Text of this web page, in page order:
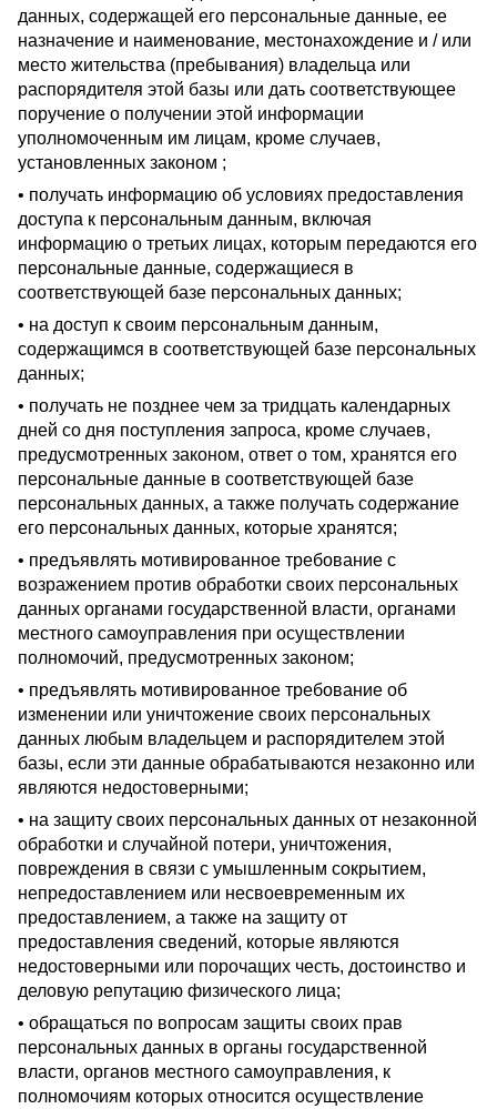
данных, содержащей его персональные данные, ее
назначение и наименование, местонахождение и / или
место жительства (пребывания) владельца или
распорядителя этой базы или дать соответствующее
поручение о получении этой информации
уполномоченным им лицам, кроме случаев,
установленных законом ;
• получать информацию об условиях предоставления
доступа к персональным данным, включая
информацию о третьих лицах, которым передаются его
персональные данные, содержащиеся в
соответствующей базе персональных данных;
• на доступ к своим персональным данным,
содержащимся в соответствующей базе персональных
данных;
• получать не позднее чем за тридцать календарных
дней со дня поступления запроса, кроме случаев,
предусмотренных законом, ответ о том, хранятся его
персональные данные в соответствующей базе
персональных данных, а также получать содержание
его персональных данных, которые хранятся;
• предъявлять мотивированное требование с
возражением против обработки своих персональных
данных органами государственной власти, органами
местного самоуправления при осуществлении
полномочий, предусмотренных законом;
• предъявлять мотивированное требование об
изменении или уничтожение своих персональных
данных любым владельцем и распорядителем этой
базы, если эти данные обрабатываются незаконно или
являются недостоверными;
• на защиту своих персональных данных от незаконной
обработки и случайной потери, уничтожения,
повреждения в связи с умышленным сокрытием,
непредоставлением или несвоевременным их
предоставлением, а также на защиту от
предоставления сведений, которые являются
недостоверными или порочащих честь, достоинство и
деловую репутацию физического лица;
• обращаться по вопросам защиты своих прав
персональных данных в органы государственной
власти, органов местного самоуправления, к
полномочиям которых относится осуществление